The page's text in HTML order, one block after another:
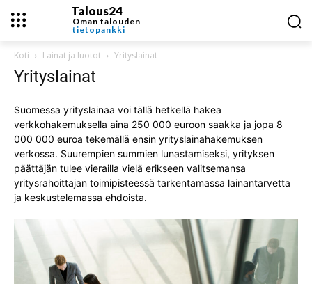
Talous24
Oman talouden
tietopankki
Koti Lainat ja luotot Yrityslainat
Yrityslainat
Suomessa yrityslainaa voi tällä hetkellä hakea
verkkohakemuksella aina 250 000 euroon saakka ja jopa 8
000 000 euroa tekemällä ensin yrityslainahakemuksen
verkossa. Suurempien summien lunastamiseksi, yrityksen
päättäjän tulee vierailla vielä erikseen valitsemansa
yritysrahoittajan toimipisteessä tarkentamassa lainantarvetta
ja keskustelemassa ehdoista.